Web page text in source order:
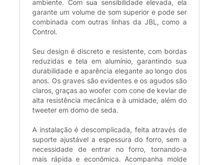
ambiente. Com sua sensibilidade elevada, ela
garante um volume de som superior e pode ser
combinada com outras linhas da JBL, como a
Control.
Seu design é discreto e resistente, com bordas
reduzidas e tela em alumínio, garantindo sua
durabilidade e aparência elegante ao longo dos
anos. Os graves são evidentes e os agudos são
claros, graças ao woofer com cone de kevlar de
alta resistência mecânica e à umidade, além do
tweeter em domo de seda.
A instalação é descomplicada, feita através de
suporte ajustável a espessura do forro, sem a
necessidade de entrar no forro, tornando-a
mais rápida e econômica. Acompanha molde